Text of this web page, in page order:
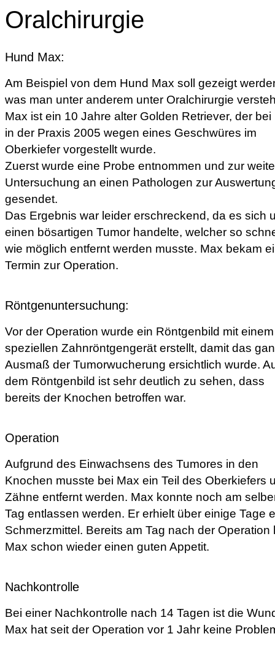
Oralchirurgie
Hund Max:
Am Beispiel von dem Hund Max soll gezeigt
was man unter anderem unter Oralchirurgie
Max ist ein 10 Jahre alter Golden Retriever, der bei
in der Praxis 2005 wegen eines Geschwüres im
Oberkiefer vorgestellt wurde.
Zuerst wurde eine Probe entnommen und zur
Untersuchung an einen Pathologen zur
gesendet.
Das Ergebnis war leider erschreckend, da es sich
einen bösartigen Tumor handelte, welcher so
wie möglich entfernt werden musste. Max bekam
Termin zur Operation.
Röntgenuntersuchung:
Vor der Operation wurde ein Röntgenbild mit einem
speziellen Zahnröntgengerät erstellt, damit das
Ausmaß der Tumorwucherung ersichtlich wurde.
dem Röntgenbild ist sehr deutlich zu sehen, dass
bereits der Knochen betroffen war.
Operation
Aufgrund des Einwachsens des Tumores in den
Knochen musste bei Max ein Teil des Oberkiefers
Zähne entfernt werden. Max konnte noch am
Tag entlassen werden. Er erhielt über einige Tage
Schmerzmittel. Bereits am Tag nach der Operation
Max schon wieder einen guten Appetit.
Nachkontrolle
Bei einer Nachkontrolle nach 14 Tagen ist die
Max hat seit der Operation vor 1 Jahr keine